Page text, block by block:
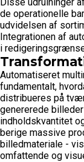
de operationelle
udvidelsen af
Integrationen af
i
Automatiseret
fundamentalt,
distribueres på
genererede
indholdskvantitet
berige massive
billedmateriale -
omfattende og